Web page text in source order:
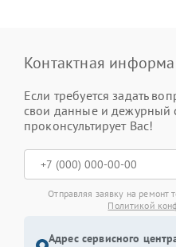
Контактная
Если требуется задать
свои данные и дежурный
проконсультирует Вас!
Отправляя заявку на ремонт
Политикой
Адрес сервисного